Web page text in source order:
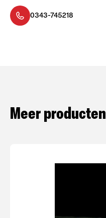
0343-745218
Meer producten